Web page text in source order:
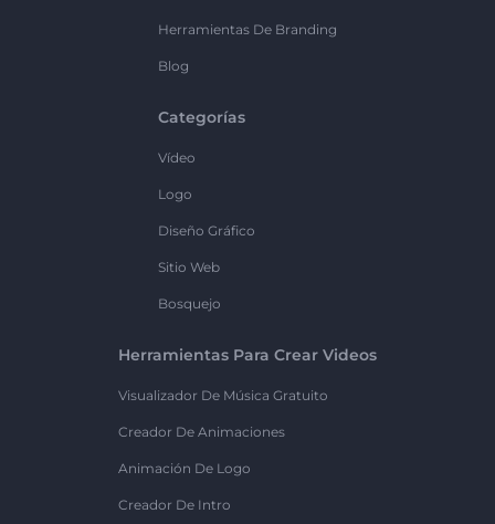
Herramientas De Branding
Blog
Categorías
Vídeo
Logo
Diseño Gráfico
Sitio Web
Bosquejo
Herramientas Para Crear Videos
Visualizador De Música Gratuito
Creador De Animaciones
Animación De Logo
Creador De Intro